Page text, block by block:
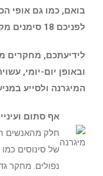
בואם, כמו גם אופי
לפניכם 18 סימנים מקדימים המבשרים את המיגרנה!
לידיעתכם, מחקרים
ובאופן יום-יומי,
המיגרנה ולסייע
אף סתום
חלק מהאנשים
של סינוסים
נפולים. מחקר